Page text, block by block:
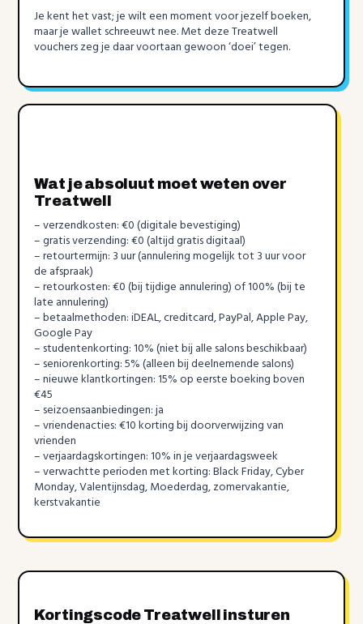
Je kent het vast; je wilt een moment voor jezelf boeken,
maar je wallet schreeuwt nee. Met deze Treatwell
vouchers zeg je daar voortaan gewoon ‘doei’ tegen.
Wat je absoluut moet weten over
Treatwell
– verzendkosten: €0 (digitale bevestiging)
– gratis verzending: €0 (altijd gratis digitaal)
– retourtermijn: 3 uur (annulering mogelijk tot 3 uur voor
de afspraak)
– retourkosten: €0 (bij tijdige annulering) of 100% (bij te
late annulering)
– betaalmethoden: iDEAL, creditcard, PayPal, Apple Pay,
Google Pay
– studentenkorting: 10% (niet bij alle salons beschikbaar)
– seniorenkorting: 5% (alleen bij deelnemende salons)
– nieuwe klantkortingen: 15% op eerste boeking boven
€45
– seizoensaanbiedingen: ja
– vriendenacties: €10 korting bij doorverwijzing van
vrienden
– verjaardagskortingen: 10% in je verjaardagsweek
– verwachtte perioden met korting: Black Friday, Cyber
Monday, Valentijnsdag, Moederdag, zomervakantie,
kerstvakantie
Kortingscode Treatwell insturen